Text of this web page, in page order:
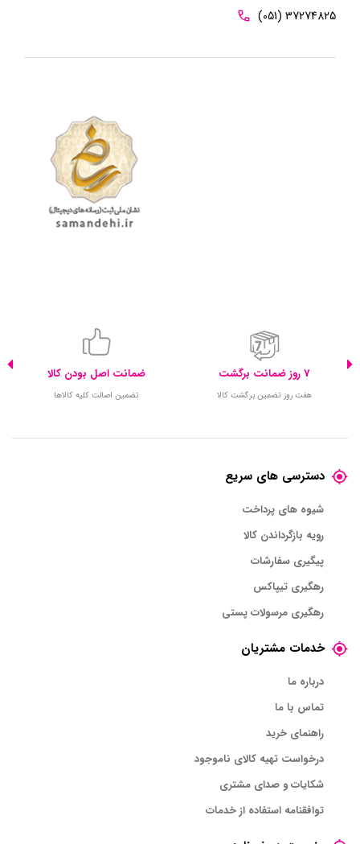
(051) 37274825
7 روز ضمانت برگشت
هفت روز تضمین برگشت کالا
ضمانت اصل بودن کالا
تضمین اصالت کلیه کالاها
دسترسی های سریع
شیوه های پرداخت
رویه بازگرداندن کالا
پیگیری سفارشات
رهگیری تیپاکس
رهگیری مرسولات پستی
خدمات مشتریان
درباره ما
تماس با ما
راهنمای خرید
درخواست تهیه کالای ناموجود
شکایات و صدای مشتری
توافقنامه استفاده از خدمات